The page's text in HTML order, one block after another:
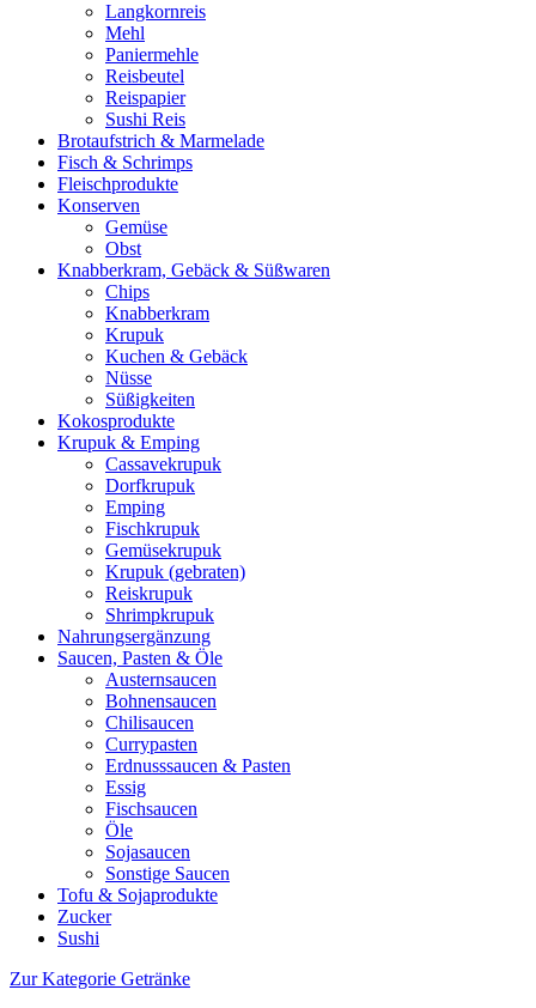
Langkornreis
Mehl
Paniermehle
Reisbeutel
Reispapier
Sushi Reis
Brotaufstrich & Marmelade
Fisch & Schrimps
Fleischprodukte
Konserven
Gemüse
Obst
Knabberkram, Gebäck & Süßwaren
Chips
Knabberkram
Krupuk
Kuchen & Gebäck
Nüsse
Süßigkeiten
Kokosprodukte
Krupuk & Emping
Cassavekrupuk
Dorfkrupuk
Emping
Fischkrupuk
Gemüsekrupuk
Krupuk (gebraten)
Reiskrupuk
Shrimpkrupuk
Nahrungsergänzung
Saucen, Pasten & Öle
Austernsaucen
Bohnensaucen
Chilisaucen
Currypasten
Erdnusssaucen & Pasten
Essig
Fischsaucen
Öle
Sojasaucen
Sonstige Saucen
Tofu & Sojaprodukte
Zucker
Sushi
Zur Kategorie Getränke